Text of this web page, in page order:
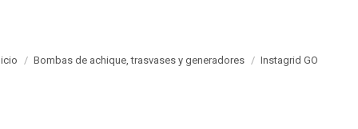
Bombas de achique, trasvases y generadores Instagrid GO